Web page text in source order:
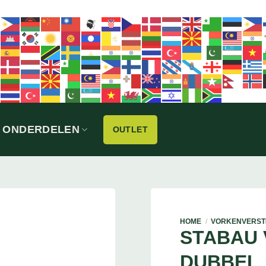
ONDERDELEN OUTLET
HOME /
STABAU
DUBBEL